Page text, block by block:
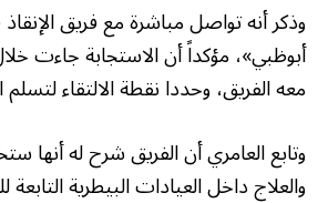
وذكر أنه تواصل مباشرة مع فريق
أبوظبي»، مؤكداً أن الاستجابة جاءت
معه الفريق، وحددا نقطة الالتقاء
وتابع العامري أن الفريق شرح له
والعلاج داخل العيادات البيطرية التابعة